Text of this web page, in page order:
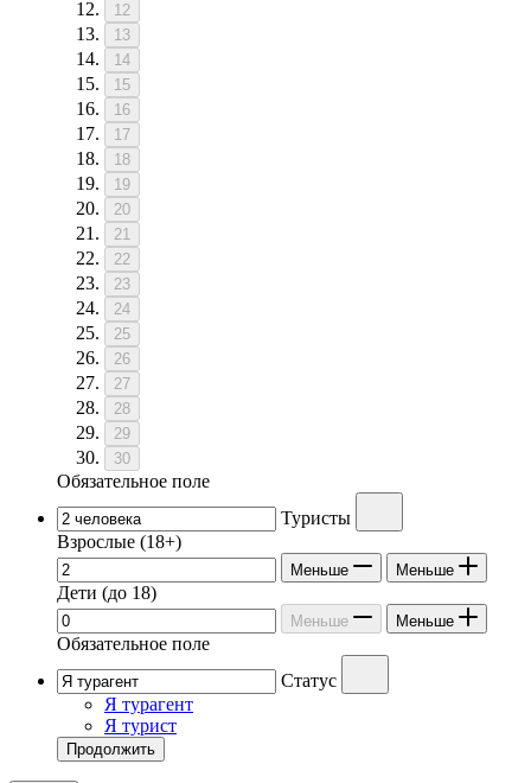
12
13
14
15
16
17
18
19
20
21
22
23
24
25
26
27
28
29
30
Обязательное поле
Туристы
Взрослые (18+)
Меньше Меньше
Дети (до 18)
Меньше Меньше
Обязательное поле
Статус
Я турагент
Я турист
Продолжить